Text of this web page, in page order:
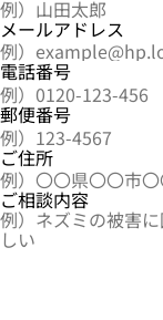
メールアドレス
電話番号
郵便番号
ご住所
ご相談内容